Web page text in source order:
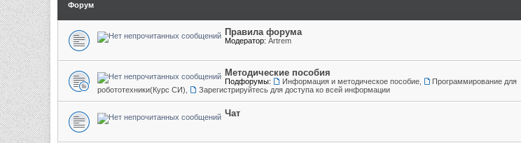
Форум
Правила форума
Модератор: Artrem
Методические пособия
Подфорумы: Информация и методическое пособие,
Программирование для
робототехники(Курс СИ)
Зарегистрируйтесь для доступа ко всей информации
Чат